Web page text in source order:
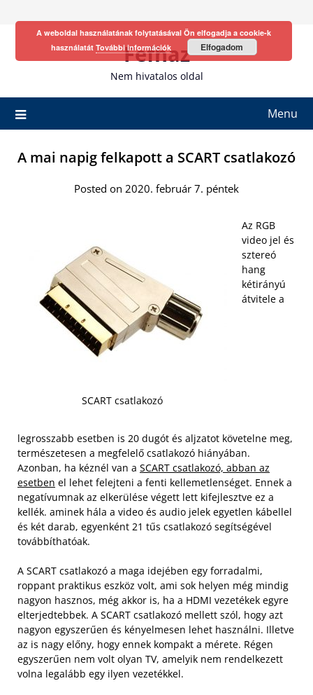
Fefhaz
Nem hivatalos oldal
Menu
A mai napig felkapott a SCART csatlakozó
Posted on 2020. február 7. péntek
SCART csatlakozó
Az RGB
video jel és
sztereó
hang
kétirányú
átvitele a
legrosszabb esetben is 20 dugót és aljzatot követelne meg,
természetesen a megfelelő csatlakozó hiányában.
Azonban, ha kéznél van a SCART csatlakozó, abban az
esetben el lehet felejteni a fenti kellemetlenséget. Ennek a
negatívumnak az elkerülése végett lett kifejlesztve ez a
kellék. aminek hála a video és audio jelek egyetlen kábellel
és két darab, egyenként 21 tűs csatlakozó segítségével
továbbíthatóak.
A SCART csatlakozó a maga idejében egy forradalmi,
roppant praktikus eszköz volt, ami sok helyen még mindig
nagyon hasznos, még akkor is, ha a HDMI vezetékek egyre
elterjedtebbek. A SCART csatlakozó mellett szól, hogy azt
nagyon egyszerűen és kényelmesen lehet használni. Illetve
az is nagy előny, hogy ennek kompakt a mérete. Régen
egyszerűen nem volt olyan TV, amelyik nem rendelkezett
volna legalább egy ilyen vezetékkel.
A weboldal használatának folytatásával Ön elfogadja a cookie-k
használatát További információk Elfogadom